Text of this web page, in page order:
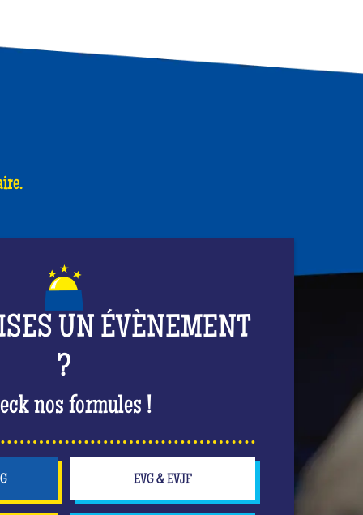
UN ÉVÈNEMENT
?
nos formules !
EVG & EVJF